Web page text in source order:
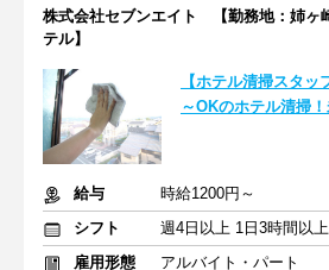
株式会社セブンエイト 【勤務地：姉ヶ
テル】
【ホテル清掃スタ
～OKのホテル清掃
給与
時給1200円～
シフト
週4日以上 1日3時間以上
雇用形態
アルバイト・パート